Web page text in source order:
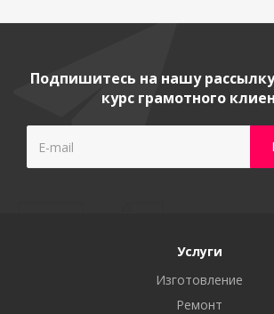
Подпишитесь на нашу
курс грамотного
Услуги
Изготовление
Ремонт